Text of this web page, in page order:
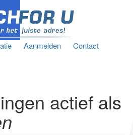
Aanmelden Contact
actief als